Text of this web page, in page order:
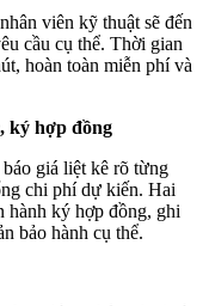
viên kỹ thuật sẽ đến
cầu cụ thể. Thời gian
hoàn toàn miễn phí và
ký hợp đồng
giá liệt kê rõ từng
chi phí dự kiến. Hai
hành ký hợp đồng, ghi
bảo hành cụ thể.